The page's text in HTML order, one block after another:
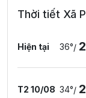
Thời tiết Xã
Hiện tại 36°/
T2 10/08 34°/